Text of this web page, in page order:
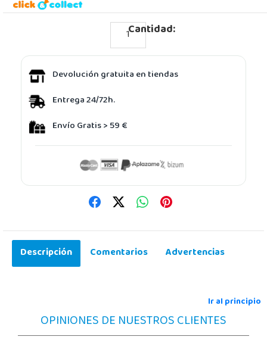
Cantidad:
Devolución gratuita en tiendas
Entrega 24/72h.
Envío Gratis > 59 €
Descripción Comentarios Advertencias
Ir al principio
OPINIONES DE NUESTROS CLIENTES